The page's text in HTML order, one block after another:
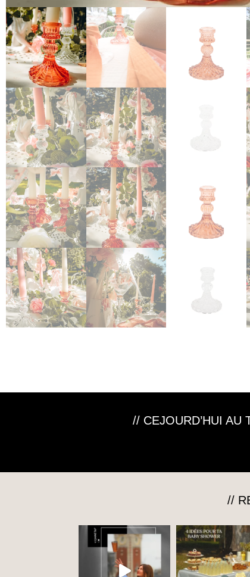
// CEJOURD’HUI AU
//